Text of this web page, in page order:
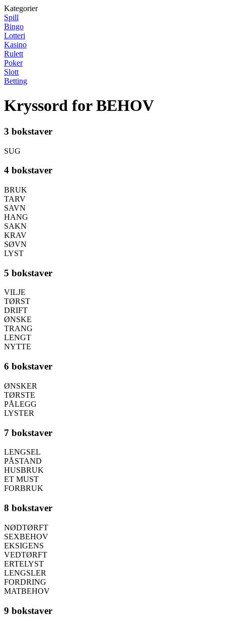
Kategorier
Spill
Bingo
Lotteri
Kasino
Rulett
Poker
Slott
Betting
Kryssord for BEHOV
3 bokstaver
SUG
4 bokstaver
BRUK
TARV
SAVN
HANG
SAKN
KRAV
SØVN
LYST
5 bokstaver
VILJE
TØRST
DRIFT
ØNSKE
TRANG
LENGT
NYTTE
6 bokstaver
ØNSKER
TØRSTE
PÅLEGG
LYSTER
7 bokstaver
LENGSEL
PÅSTAND
HUSBRUK
ET MUST
FORBRUK
8 bokstaver
NØDTØRFT
SEXBEHOV
EKSIGENS
VEDTØRFT
ERTELYST
LENGSLER
FORDRING
MATBEHOV
9 bokstaver